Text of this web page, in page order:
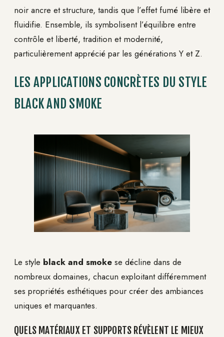
noir ancre et structure, tandis que l’effet fumé libère et
fluidifie. Ensemble, ils symbolisent l’équilibre entre
contrôle et liberté, tradition et modernité,
particulièrement apprécié par les générations Y et Z.
LES APPLICATIONS CONCRÈTES DU STYLE
BLACK AND SMOKE
Le style black and smoke se décline dans de
nombreux domaines, chacun exploitant différemment
ses propriétés esthétiques pour créer des ambiances
uniques et marquantes.
QUELS MATÉRIAUX ET SUPPORTS RÉVÈLENT LE MIEUX